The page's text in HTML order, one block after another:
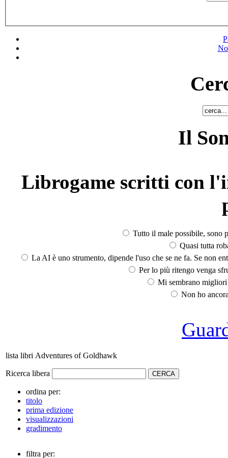
Il
Librogame scritti con
Tutto il male possibile, sono
Quasi tutta
La AI è uno strumento, dipende l'uso che se ne fa. Se non
Per lo più ritengo venga
Mi sembrano
Non ho
lista libri Adventures of Goldhawk
Ricerca libera
ordina per:
titolo
prima edizione
visualizzazioni
gradimento
filtra per: